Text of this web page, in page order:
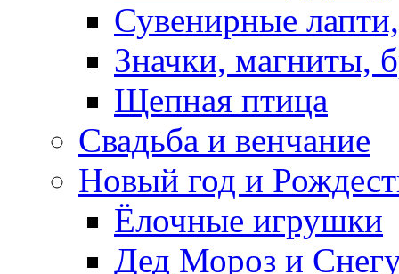
Сувенирные
Значки, магниты,
Щепная птица
Свадьба и венчание
Новый год и
Ёлочные игрушки
Дед Мороз и